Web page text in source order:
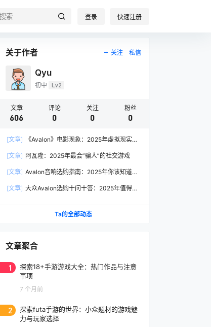
登录 快速注册
关于作者 关注 私信
Qyu
初中 Lv2
文章
606
评论
0
关注
0
粉丝
0
[文章]
《Avalon》电影现象：2025年虚拟现实叙
[文章] 阿瓦隆：2025年最会”骗人”的社交游戏
[文章] Avalon音响选购指南：2025年你该知道的
[文章] 大众Avalon选购十问十答：2025年值得入
Ta的全部动态
文章聚合
1
探索18+手游游戏大全：热门作品与注意
事项
7 个月前
2
探索futa手游的世界：小众题材的游戏魅
力与玩家选择